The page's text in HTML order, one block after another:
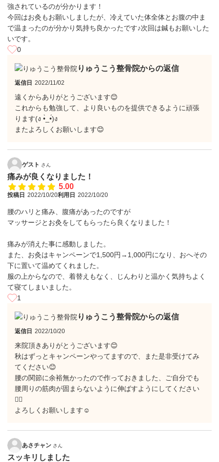
強されているのが分かります！
今回はお灸もお願いしましたが、冷えていた体全体とお腹の中ま
で温まったのが分かり気持ち良かったです♪次回は鍼もお願いした
いです。
0
りゅうこう整骨院からの返信
返信日 2022/11/02
遠くからありがとうございます😊
これからも勉強して、より良いものを提供できるように頑張
ります(ง •̀_•́)ง
またよろしくお願いします😊
ゲスト さん
痛みが良くなりました！
5.00
投稿日 2022/10/20利用日 2022/10/20
腰のハリと痛み、腹痛があったのですが
マッサージとお灸をしてもらったら良くなりました！
痛みが消えた事に感動しました。
また、お灸はキャンペーンで1,500円→1,000円になり、おへその
下に置いて温めてくれました。
服の上からなので、着替えもなく、じんわりと温かく気持ちよく
て寝てしまいました。
1
りゅうこう整骨院からの返信
返信日 2022/10/20
来院頂きありがとうございます😊
秋はずっとキャンペーンやってますので、また是非受けてみ
てください😊
腰の関節に余裕無かったので作っておきました、ご自分でも
腰周りの筋肉が固まらないように伸ばすようにしてください
🙇‍♀️
よろしくお願いします☺️
あさチャン さん
スッキリしました